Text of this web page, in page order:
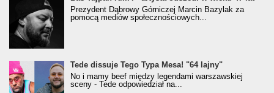
Prezydent Dąbrowy Górniczej Marcin Bazylak za
pomocą mediów społecznościowych...
Tede dissuje Tego Typa Mesa! "64 lajny"
No i mamy beef między legendami warszawskiej
sceny - Tede odpowiedział na...